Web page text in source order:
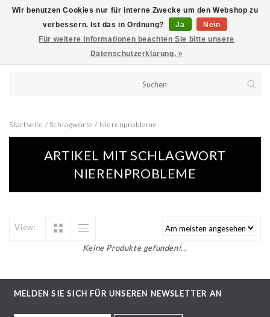
Startseite / Schlagworte / Nierenprobleme
ARTIKEL MIT SCHLAGWORT
NIERENPROBLEME
View:
Keine Produkte gefunden!...
MELDEN SIE SICH FÜR UNSEREN NEWSLETTER AN
Wir benutzen Cookies nur für interne Zwecke um den Webshop zu
verbessern. Ist das in Ordnung?
Ja
Nein
Für weitere Informationen beachten Sie bitte unsere
Datenschutzerklärung. »